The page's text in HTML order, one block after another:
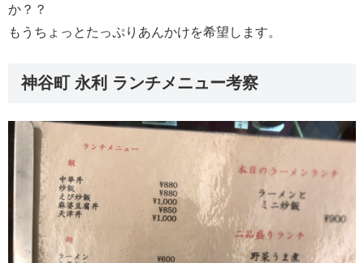
か？？
もうちょっとたっぷりあんかけを希望します。
神谷町 永利 ランチメニュー考察